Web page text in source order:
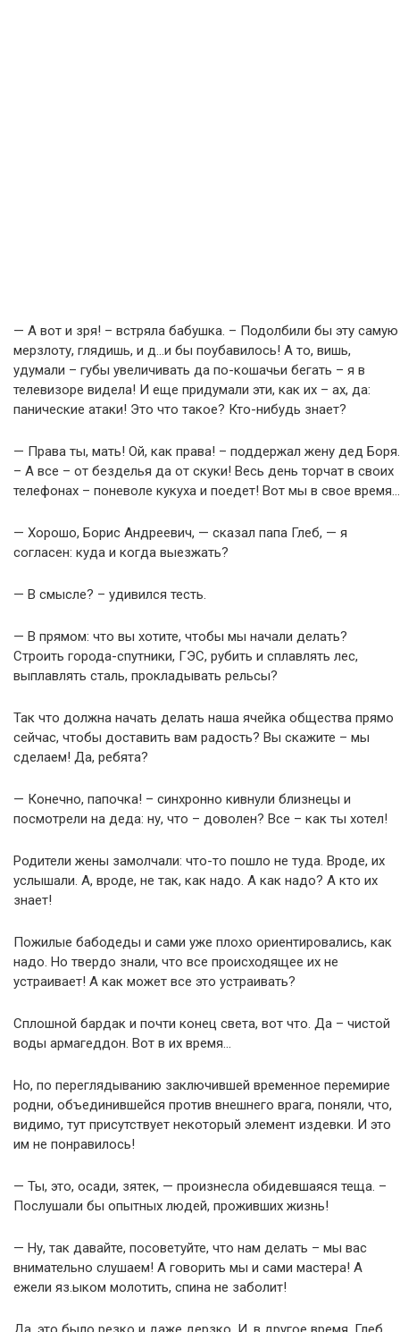
— А вот и зря! – встряла бабушка. – Подолбили бы эту самую
мерзлоту, глядишь, и д…и бы поубавилось! А то, вишь,
удумали – губы увеличивать да по-кошачьи бегать – я в
телевизоре видела! И еще придумали эти, как их – ах, да:
панические атаки! Это что такое? Кто-нибудь знает?
— Права ты, мать! Ой, как права! – поддержал жену дед Боря.
– А все – от безделья да от скуки! Весь день торчат в своих
телефонах – поневоле кукуха и поедет! Вот мы в свое время…
— Хорошо, Борис Андреевич, — сказал папа Глеб, — я
согласен: куда и когда выезжать?
— В смысле? – удивился тесть.
— В прямом: что вы хотите, чтобы мы начали делать?
Строить города-спутники, ГЭС, рубить и сплавлять лес,
выплавлять сталь, прокладывать рельсы?
Так что должна начать делать наша ячейка общества прямо
сейчас, чтобы доставить вам радость? Вы скажите – мы
сделаем! Да, ребята?
— Конечно, папочка! – синхронно кивнули близнецы и
посмотрели на деда: ну, что – доволен? Все – как ты хотел!
Родители жены замолчали: что-то пошло не туда. Вроде, их
услышали. А, вроде, не так, как надо. А как надо? А кто их
знает!
Пожилые бабодеды и сами уже плохо ориентировались, как
надо. Но твердо знали, что все происходящее их не
устраивает! А как может все это устраивать?
Сплошной бардак и почти конец света, вот что. Да – чистой
воды армагеддон. Вот в их время…
Но, по переглядыванию заключившей временное перемирие
родни, объединившейся против внешнего врага, поняли, что,
видимо, тут присутствует некоторый элемент издевки. И это
им не понравилось!
— Ты, это, осади, зятек, — произнесла обидевшаяся теща. –
Послушали бы опытных людей, проживших жизнь!
— Ну, так давайте, посоветуйте, что нам делать – мы вас
внимательно слушаем! А говорить мы и сами мастера! А
ежели яз.ыком молотить, спина не заболит!